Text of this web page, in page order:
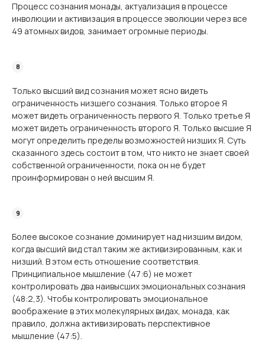
Процесс сознания монады, актуализация в процессе
инволюции и активизация в процессе эволюции через все
49 атомных видов, занимает огромные периоды.
Только высший вид сознания может ясно видеть
ограниченность низшего сознания. Только второе Я
может видеть ограниченность первого Я. Только третье Я
может видеть ограниченность второго Я. Только высшие Я
могут определить пределы возможностей низших Я. Суть
сказанного здесь состоит в том, что никто не знает своей
собственной ограниченности, пока он не будет
проинформирован о ней высшим Я.
Более высокое сознание доминирует над низшим видом,
когда высший вид стал таким же активизированным, как и
низший. В этом есть отношение соответствия.
Принципиальное мышление (47:6) не может
контролировать два наивысших эмоциональных сознания
(48:2,3). Чтобы контролировать эмоциональное
воображение в этих молекулярных видах, монада, как
правило, должна активизировать перспективное
мышление (47:5).